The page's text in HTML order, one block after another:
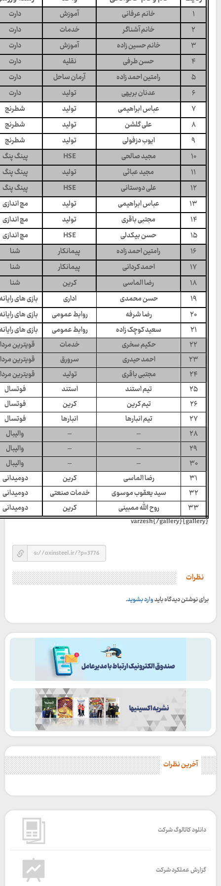
۱ خانم عرفانی آموزش
دارت
۲
خانم آشناگر خدمات
دارت
۳
خانم حسین زاده آموزش
دارت
۴
حسن طرفی نقلیه
دارت
۵
رامتین احمد زاده آرمان ساحل
دارت
۶
عدنان بریهی تولید
دارت
۷
عباس ابراهیمی تولید
شطرنج
۸
علی گلشن تولید
شطرنج
۹
ایوب دزفولی تولید
شطرنج
۱۰
مجید صالحی HSE
پینگ پنگ
۱۱
مجید عبائی تولید
پینگ پنگ
۱۲
علی دوستانی HSE
پینگ پنگ
۱۳
عباس ابراهیمی تولید
مچ اندازی
۱۴
مجتبی باقری تولید
مچ اندازی
۱۵
حسن بیکدلی HSE
مچ اندازی
۱۶
رامتین احمد زاده پیمانکار
شنا
۱۷
احمد کردانی پیمانکار
شنا
۱۸
رضا الماسی کرین
شنا
۱۹
حسن محمدی اداری
بازی های
۲۰
رضا شرفه روابط عمومی
بازی های
۲۱
سعید کوچک زاده روابط عمومی
بازی های
۲۲
حکیم سخری خدمات
قویترین
۲۳
احمد حیدری سرورق
قویترین
۲۴
مجتبی باقری تولید
قویترین
۲۵
تیم استند استند
فوتسال
۲۶
تیم کرین کرین
فوتسال
۲۷
تیم انبارها انبارها
فوتسال
۲۸
–
–
والیبال
۲۹
–
–
والیبال
۳۰
–
–
والیبال
۳۱
رضا الماسی کرین
دومیدانی
۳۲
سید یعقوب موسوی خدمات صنعتی
دومیدانی
۳۳
روح الله ممبینی کرین دومیدانی
{gallery}varzesh{/gallery}
نظرات
برای نوشتن دیدگاه بایدوارد بشوید.
آخرین نظرات
دانلود کاتالوگ شرکت
گزارش عملکرد شرکت